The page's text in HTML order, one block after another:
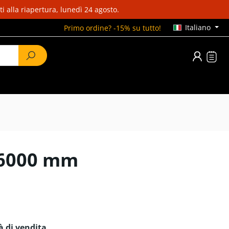
alla riapertura, lunedì 24 agosto.
Primo ordine? -15% su tutto!
Italiano
mm